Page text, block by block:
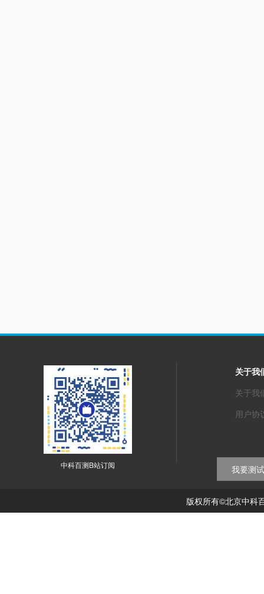
中科百测B站订阅
关于我
关于我
用户协
我要测试
版权所有©北京中科